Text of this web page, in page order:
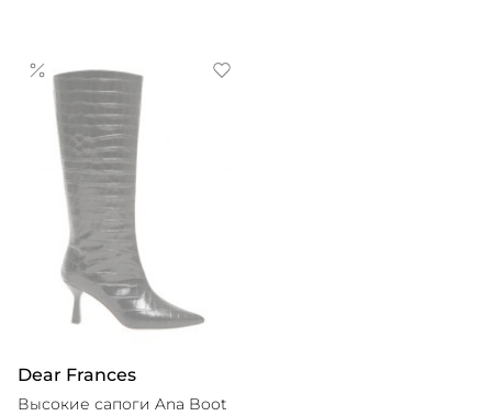
Dear Frances
Высокие сапоги Ana Boot